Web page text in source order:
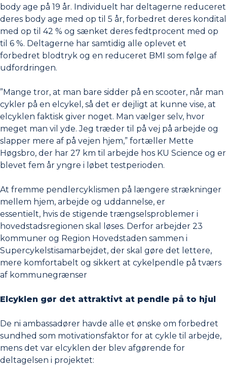
body age på 19 år. Individuelt har deltagerne reduceret
deres body age med op til 5 år, forbedret deres kondital
med op til 42 % og sænket deres fedtprocent med op
til 6 %. Deltagerne har samtidig alle oplevet et
forbedret blodtryk og en reduceret BMI som følge af
udfordringen.
”Mange tror, at man bare sidder på en scooter, når man
cykler på en elcykel, så det er dejligt at kunne vise, at
elcyklen faktisk giver noget. Man vælger selv, hvor
meget man vil yde. Jeg træder til på vej på arbejde og
slapper mere af på vejen hjem,” fortæller Mette
Høgsbro, der har 27 km til arbejde hos KU Science og er
blevet fem år yngre i løbet testperioden.
At fremme pendlercyklismen på længere strækninger
mellem hjem, arbejde og uddannelse, er
essentielt, hvis de stigende trængselsproblemer i
hovedstadsregionen skal løses. Derfor arbejder 23
kommuner og Region Hovedstaden sammen i
Supercykelstisamarbejdet, der skal gøre det lettere,
mere komfortabelt og sikkert at cykelpendle på tværs
af kommunegrænser
Elcyklen gør det attraktivt at pendle på to hjul
De ni ambassadører havde alle et ønske om forbedret
sundhed som motivationsfaktor for at cykle til arbejde,
mens det var elcyklen der blev afgørende for
deltagelsen i projektet: